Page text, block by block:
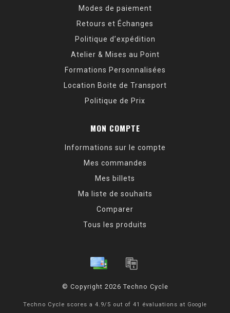
Modes de paiement
Retours et Échanges
Politique d’expédition
Atelier & Mises au Point
Formations Personnalisées
Location Boite de Transport
Politique de Prix
MON COMPTE
Informations sur le compte
Mes commandes
Mes billets
Ma liste de souhaits
Comparer
Tous les produits
© Copyright 2026 Techno Cycle
Techno Cycle scores a 4.9/ 5 out of 41 évaluations at Google